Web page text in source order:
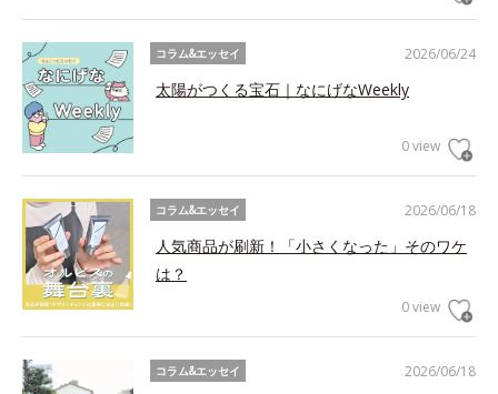
2026/06/24
コラム&エッセイ
太陽がつくる宝石｜なにげなWeekly
0 view
2026/06/18
コラム&エッセイ
人気商品が刷新！「小さくなった」そのワケ
は？
0 view
2026/06/18
コラム&エッセイ